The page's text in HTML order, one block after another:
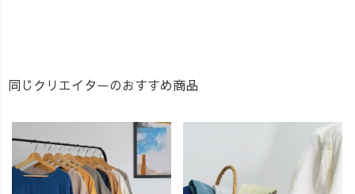
同じクリエイターのおすすめ商品